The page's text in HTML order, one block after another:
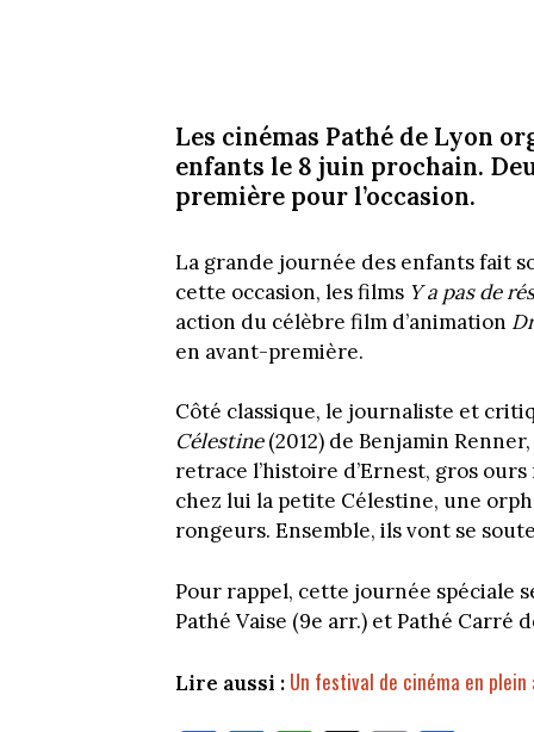
Les cinémas Pathé de Lyon
enfants le 8 juin prochain.
première pour l’occasion.
La grande journée des enfants fait
cette occasion, les films Y a pas de
action du célèbre film d’animation
en avant-première.
Côté classique, le journaliste et
Célestine(2012) de Benjamin
retrace l’histoire d’Ernest, gros
chez lui la petite Célestine, une
rongeurs. Ensemble, ils vont se
Pour rappel, cette journée spéciale
Pathé Vaise (9e arr.) et Pathé Carré
Lire aussi : Un festival de cinéma en